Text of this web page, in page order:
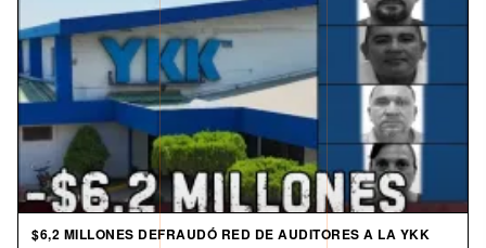
$6,2 MILLONES DEFRAUDÓ RED DE AUDITORES A LA YKK